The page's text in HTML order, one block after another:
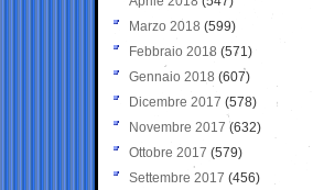
Marzo 2018 (599)
Febbraio 2018 (571)
Gennaio 2018 (607)
Dicembre 2017 (578)
Novembre 2017 (632)
Ottobre 2017 (579)
Settembre 2017 (456)